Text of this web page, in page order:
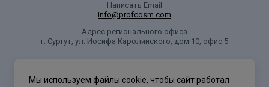
Написать Email
info@profcosm.com
Адрес регионального офиса
г. Сургут, ул. Иосифа Каролинского, дом 10, офис 5
Мы используем файлы cookie, чтобы сайт работал